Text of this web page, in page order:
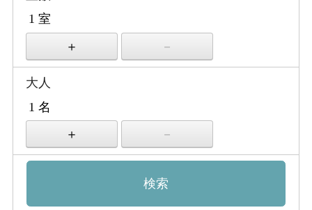
大人
検索